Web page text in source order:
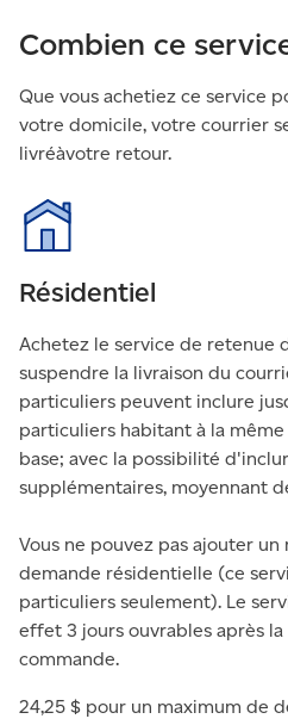
Combien ce
Que vous achetiez ce service
votre domicile, votre courrier
livréàvotre retour.
Résidentiel
Achetez le service de retenue
suspendre la livraison du
particuliers peuvent inclure
particuliers habitant à la
base; avec la possibilité
supplémentaires, moyennant
Vous ne pouvez pas ajouter un
demande résidentielle (ce
particuliers seulement). Le
effet 3 jours ouvrables après
commande.
24,25 $ pour un maximum de